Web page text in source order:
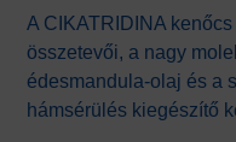
A CIKATRIDINA
összetevői, a nagy
édesmandula-olaj és a
hámsérülés kiegészítő